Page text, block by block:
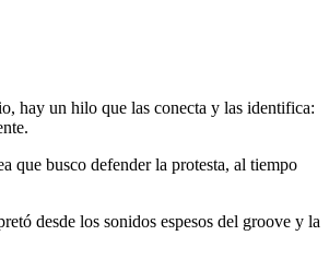
hay un hilo que las conecta y las identifica:
que busco defender la protesta, al tiempo
desde los sonidos espesos del groove y la